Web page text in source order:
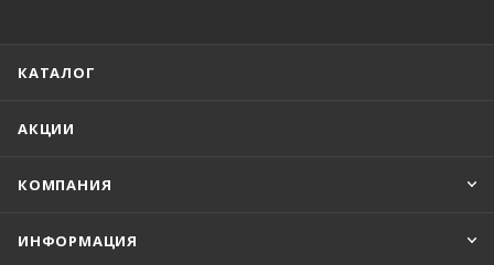
КАТАЛОГ
АКЦИИ
КОМПАНИЯ
ИНФОРМАЦИЯ